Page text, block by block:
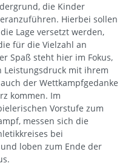
die Kinder
Hierbei sollen
Lage versetzt werden,
für die Vielzahl an
Spaß steht hier im Fokus,
Leistungsdruck mit ihrem
der Wettkampfgedanke
kommen. Im
Vorstufe zum
messen sich die
bei
loben zum Ende der